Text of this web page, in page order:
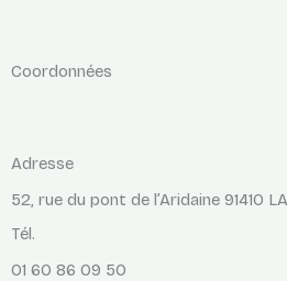
Coordonnées
Adresse
52, rue du pont de l’Aridaine 91410
Tél.
01 60 86 09 50